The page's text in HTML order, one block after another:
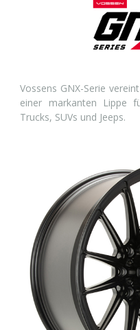
Vossens GNX-Serie
einer markanten Lippe
Trucks, SUVs und Jeeps.